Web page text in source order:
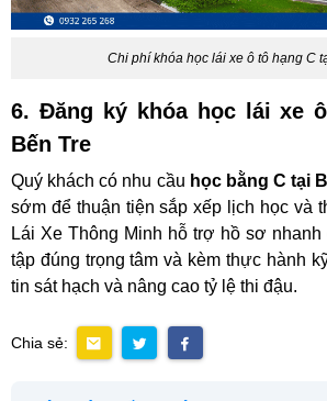
Chi phí khóa học lái xe ô tô hạng C
6. Đăng ký khóa học lái xe
Bến Tre
Quý khách có nhu cầu học bằng C tại
sớm để thuận tiện sắp xếp lịch học và
Lái Xe Thông Minh hỗ trợ hồ sơ
tập đúng trọng tâm và kèm thực hành
tin sát hạch và nâng cao tỷ lệ thi đậu.
Chia sẻ: